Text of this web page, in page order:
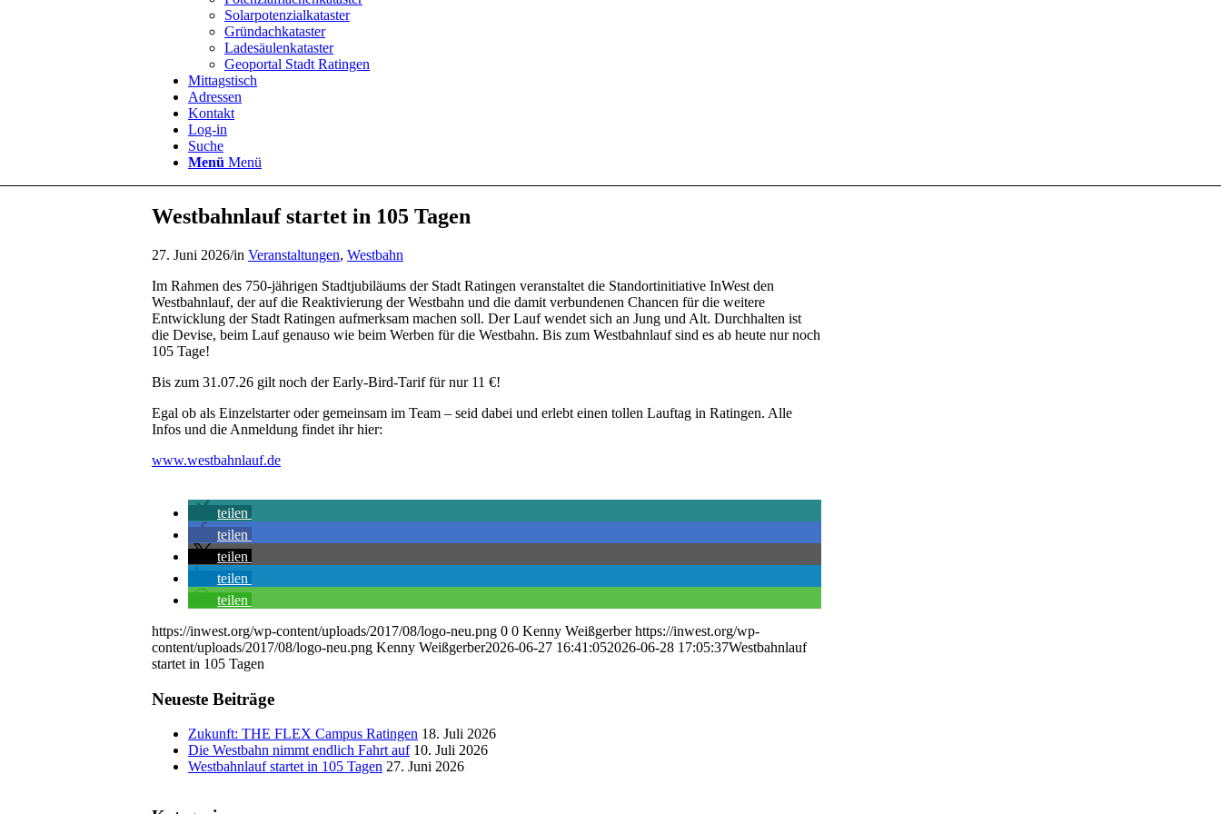
Solarpotenzialkataster
Gründachkataster
Ladesäulenkataster
Geoportal Stadt Ratingen
Mittagstisch
Adressen
Kontakt
Log-in
Suche
Menü Menü
Westbahnlauf startet in 105 Tagen
27. Juni 2026/in Veranstaltungen, Westbahn
Im Rahmen des 750-jährigen Stadtjubiläums der Stadt Ratingen veranstaltet die Standortinitiative InWest den
Westbahnlauf, der auf die Reaktivierung der Westbahn und die damit verbundenen Chancen für die weitere
Entwicklung der Stadt Ratingen aufmerksam machen soll. Der Lauf wendet sich an Jung und Alt. Durchhalten ist
die Devise, beim Lauf genauso wie beim Werben für die Westbahn. Bis zum Westbahnlauf sind es ab heute nur noch
105 Tage!
Bis zum 31.07.26 gilt noch der Early-Bird-Tarif für nur 11 €!
Egal ob als Einzelstarter oder gemeinsam im Team – seid dabei und erlebt einen tollen Lauftag in Ratingen. Alle
Infos und die Anmeldung findet ihr hier:
www.westbahnlauf.de
teilen
teilen
teilen
teilen
teilen
https://inwest.org/wp-content/uploads/2017/08/logo-neu.png 0 0 Kenny Weißgerber https://inwest.org/wp-
content/uploads/2017/08/logo-neu.png Kenny Weißgerber2026-06-27 16:41:052026-06-28 17:05:37Westbahnlauf
startet in 105 Tagen
Neueste Beiträge
Zukunft: THE FLEX Campus Ratingen 18. Juli 2026
Die Westbahn nimmt endlich Fahrt auf 10. Juli 2026
Westbahnlauf startet in 105 Tagen 27. Juni 2026